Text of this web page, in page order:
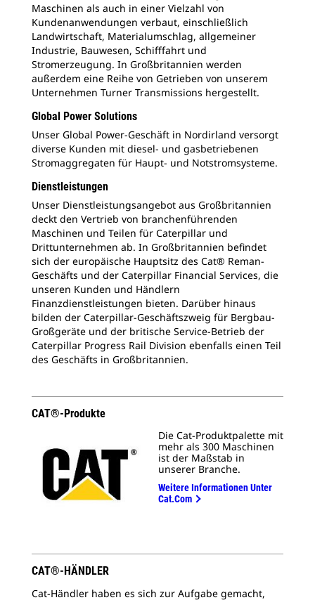
Maschinen als auch in einer Vielzahl von
Kundenanwendungen verbaut, einschließlich
Landwirtschaft, Materialumschlag, allgemeiner
Industrie, Bauwesen, Schifffahrt und
Stromerzeugung. In Großbritannien werden
außerdem eine Reihe von Getrieben von unserem
Unternehmen Turner Transmissions hergestellt.
Global Power Solutions
Unser Global Power-Geschäft in Nordirland versorgt
diverse Kunden mit diesel- und gasbetriebenen
Stromaggregaten für Haupt- und Notstromsysteme.
Dienstleistungen
Unser Dienstleistungsangebot aus Großbritannien
deckt den Vertrieb von branchenführenden
Maschinen und Teilen für Caterpillar und
Drittunternehmen ab. In Großbritannien befindet
sich der europäische Hauptsitz des Cat® Reman-
Geschäfts und der Caterpillar Financial Services, die
unseren Kunden und Händlern
Finanzdienstleistungen bieten. Darüber hinaus
bilden der Caterpillar-Geschäftszweig für Bergbau-
Großgeräte und der britische Service-Betrieb der
Caterpillar Progress Rail Division ebenfalls einen Teil
des Geschäfts in Großbritannien.
CAT®-Produkte
Die Cat-Produktpalette mit
mehr als 300 Maschinen
ist der Maßstab in
unserer Branche.
Weitere Informationen Unter
Cat.com
CAT®-HÄNDLER
Cat-Händler haben es sich zur Aufgabe gemacht,